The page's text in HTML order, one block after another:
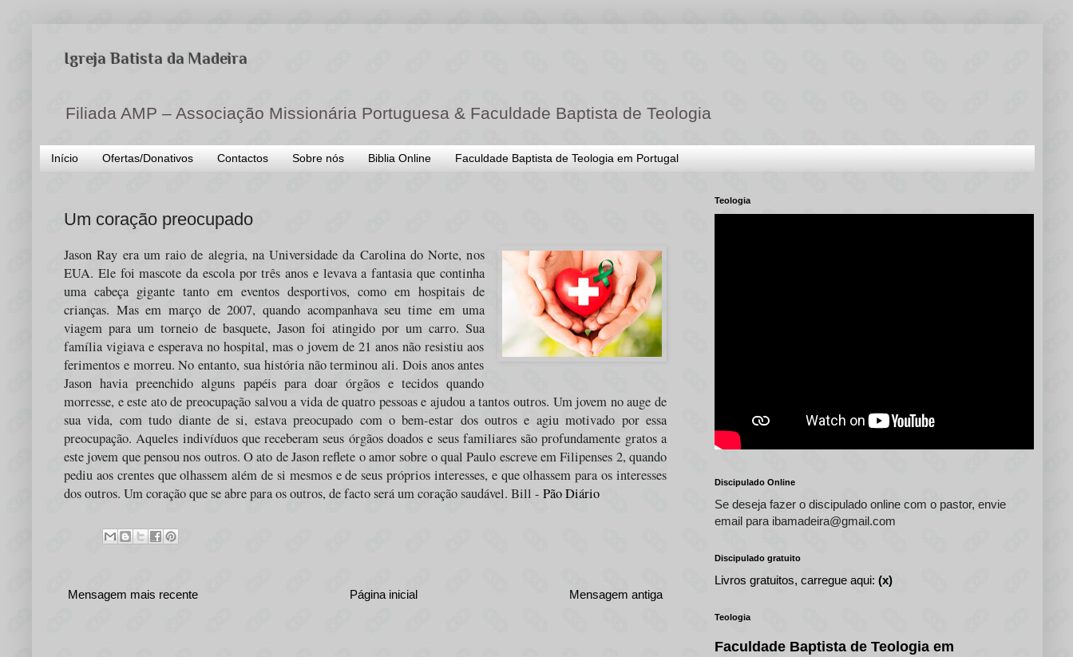
Igreja Batista da Madeira
Filiada AMP – Associação Missionária Portuguesa & Faculdade Baptista de Teologia
Início Ofertas/Donativos Contactos Sobre nós Biblia Online Faculdade Baptista de Teologia em Portugal
Um coração preocupado
Jason Ray era um raio de alegria, na Universidade da Carolina do Norte, nos
EUA. Ele foi mascote da escola por três anos e levava a fantasia que continha
uma cabeça gigante tanto em eventos desportivos, como em hospitais de
crianças. Mas em março de 2007, quando acompanhava seu time em uma
viagem para um torneio de basquete, Jason foi atingido por um carro. Sua
família vigiava e esperava no hospital, mas o jovem de 21 anos não resistiu aos
ferimentos e morreu. No entanto, sua história não terminou ali. Dois anos antes
Jason havia preenchido alguns papéis para doar órgãos e tecidos quando
morresse, e este ato de preocupação salvou a vida de quatro pessoas e ajudou a tantos outros. Um jovem no auge de
sua vida, com tudo diante de si, estava preocupado com o bem-estar dos outros e agiu motivado por essa
preocupação. Aqueles indivíduos que receberam seus órgãos doados e seus familiares são profundamente gratos a
este jovem que pensou nos outros. O ato de Jason reflete o amor sobre o qual Paulo escreve em Filipenses 2, quando
pediu aos crentes que olhassem além de si mesmos e de seus próprios interesses, e que olhassem para os interesses
dos outros. Um coração que se abre para os outros, de facto será um coração saudável. Bill - Pão Diário
Mensagem mais recente Mensagem antiga
Página inicial
Teologia
Discipulado Online
Se deseja fazer o discipulado online com o pastor, envie
email para ibamadeira@gmail.com
Discipulado gratuito
Livros gratuitos, carregue aqui: (x)
Teologia
Faculdade Baptista de Teologia em